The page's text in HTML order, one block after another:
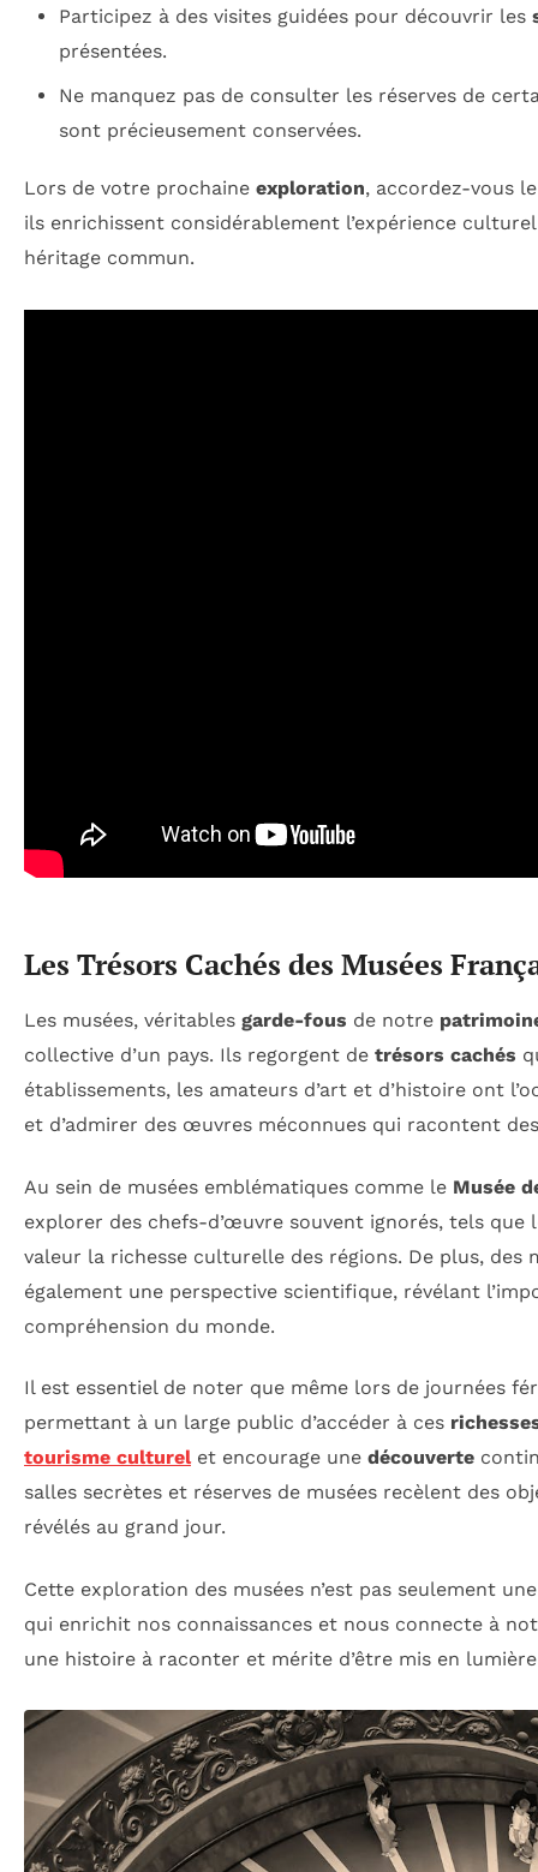
Participez à des visites guidées pour découvrir les
présentées.
Ne manquez pas de consulter les réserves de
sont précieusement conservées.
Lors de votre prochaine exploration, accordez-vous
ils enrichissent considérablement l’expérience
héritage commun.
Les Trésors Cachés des Musées
Les musées, véritables garde-fous de notre
collective d’un pays. Ils regorgent de trésors cachés
établissements, les amateurs d’art et d’histoire ont
et d’admirer des œuvres méconnues qui racontent
Au sein de musées emblématiques comme le Musée
explorer des chefs-d’œuvre souvent ignorés, tels que
valeur la richesse culturelle des régions. De plus, des
également une perspective scientifique, révélant
compréhension du monde.
Il est essentiel de noter que même lors de journées
permettant à un large public d’accéder à ces
tourisme culturelet encourage une découverte
salles secrètes et réserves de musées recèlent des
révélés au grand jour.
Cette exploration des musées n’est pas seulement
qui enrichit nos connaissances et nous connecte à
une histoire à raconter et mérite d’être mis en